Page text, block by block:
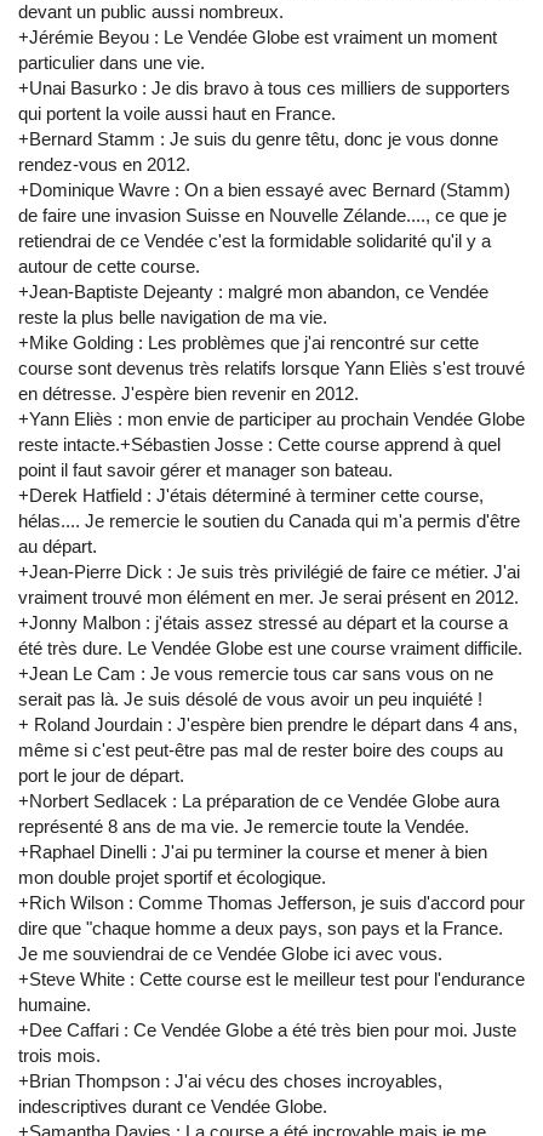
devant un public aussi nombreux.
+Jérémie Beyou : Le Vendée Globe est vraiment un moment
particulier dans une vie.
+Unai Basurko : Je dis bravo à tous ces milliers de supporters
qui portent la voile aussi haut en France.
+Bernard Stamm : Je suis du genre têtu, donc je vous donne
rendez-vous en 2012.
+Dominique Wavre : On a bien essayé avec Bernard (Stamm)
de faire une invasion Suisse en Nouvelle Zélande...., ce que je
retiendrai de ce Vendée c'est la formidable solidarité qu'il y a
autour de cette course.
+Jean-Baptiste Dejeanty : malgré mon abandon, ce Vendée
reste la plus belle navigation de ma vie.
+Mike Golding : Les problèmes que j'ai rencontré sur cette
course sont devenus très relatifs lorsque Yann Eliès s'est trouvé
en détresse. J'espère bien revenir en 2012.
+Yann Eliès : mon envie de participer au prochain Vendée Globe
reste intacte.+Sébastien Josse : Cette course apprend à quel
point il faut savoir gérer et manager son bateau.
+Derek Hatfield : J'étais déterminé à terminer cette course,
hélas.... Je remercie le soutien du Canada qui m'a permis d'être
au départ.
+Jean-Pierre Dick : Je suis très privilégié de faire ce métier. J'ai
vraiment trouvé mon élément en mer. Je serai présent en 2012.
+Jonny Malbon : j'étais assez stressé au départ et la course a
été très dure. Le Vendée Globe est une course vraiment difficile.
+Jean Le Cam : Je vous remercie tous car sans vous on ne
serait pas là. Je suis désolé de vous avoir un peu inquiété !
+ Roland Jourdain : J'espère bien prendre le départ dans 4 ans,
même si c'est peut-être pas mal de rester boire des coups au
port le jour de départ.
+Norbert Sedlacek : La préparation de ce Vendée Globe aura
représenté 8 ans de ma vie. Je remercie toute la Vendée.
+Raphael Dinelli : J'ai pu terminer la course et mener à bien
mon double projet sportif et écologique.
+Rich Wilson : Comme Thomas Jefferson, je suis d'accord pour
dire que "chaque homme a deux pays, son pays et la France.
Je me souviendrai de ce Vendée Globe ici avec vous.
+Steve White : Cette course est le meilleur test pour l'endurance
humaine.
+Dee Caffari : Ce Vendée Globe a été très bien pour moi. Juste
trois mois.
+Brian Thompson : J'ai vécu des choses incroyables,
indescriptives durant ce Vendée Globe.
+Samantha Davies : La course a été incroyable mais je me